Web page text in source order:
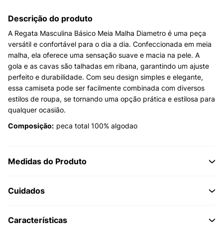
Descrição do produto
A Regata Masculina Básico Meia Malha Diametro é uma peça
versátil e confortável para o dia a dia. Confeccionada em meia
malha, ela oferece uma sensação suave e macia na pele. A
gola e as cavas são talhadas em ribana, garantindo um ajuste
perfeito e durabilidade. Com seu design simples e elegante,
essa camiseta pode ser facilmente combinada com diversos
estilos de roupa, se tornando uma opção prática e estilosa para
qualquer ocasião.
Composição: peca total 100% algodao
Medidas do Produto
Cuidados
Características